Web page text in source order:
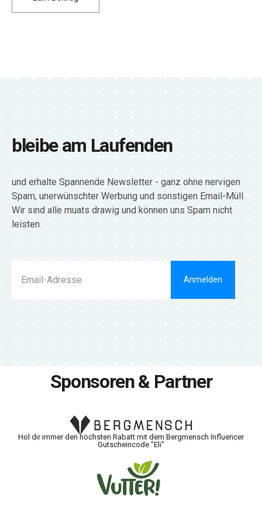
bleibe am Laufenden
und erhalte Spannende Newsletter - ganz ohne nervigen
Spam, unerwünschter Werbung und sonstigen Email-Müll.
Wir sind alle muats drawig und können uns Spam nicht
leisten.
Anmelden
Sponsoren & Partner
Hol dir immer den höchsten Rabatt mit dem Bergmensch Influencer
Gutscheincode "Eli"